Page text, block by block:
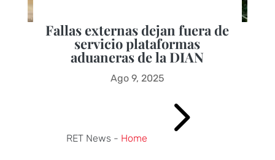
Fallas externas dejan fuera de
servicio plataformas
aduaneras de la DIAN
Ago 9, 2025
RET News - Home 5